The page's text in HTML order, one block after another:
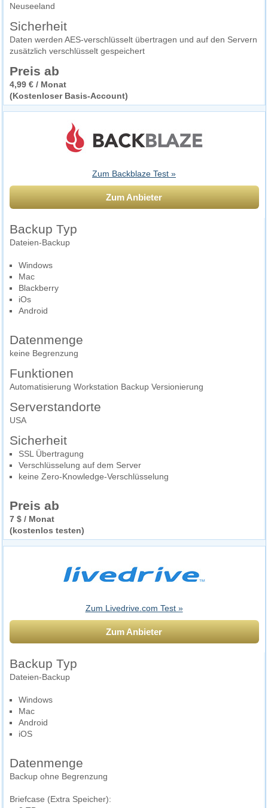
Neuseeland
Sicherheit
Daten werden AES-verschlüsselt übertragen und auf den Servern
zusätzlich verschlüsselt gespeichert
Preis ab
4,99 € / Monat
(Kostenloser Basis-Account)
Zum Backblaze Test »
Zum Anbieter
Backup Typ
Dateien-Backup
Windows
Mac
Blackberry
iOs
Android
Datenmenge
keine Begrenzung
Funktionen
Automatisierung Workstation Backup Versionierung
Serverstandorte
USA
Sicherheit
SSL Übertragung
Verschlüsselung auf dem Server
keine Zero-Knowledge-Verschlüsselung
Preis ab
7 $ / Monat
(kostenlos testen)
Zum Livedrive.com Test »
Zum Anbieter
Backup Typ
Dateien-Backup
Windows
Mac
Android
iOS
Datenmenge
Backup ohne Begrenzung
Briefcase (Extra Speicher):